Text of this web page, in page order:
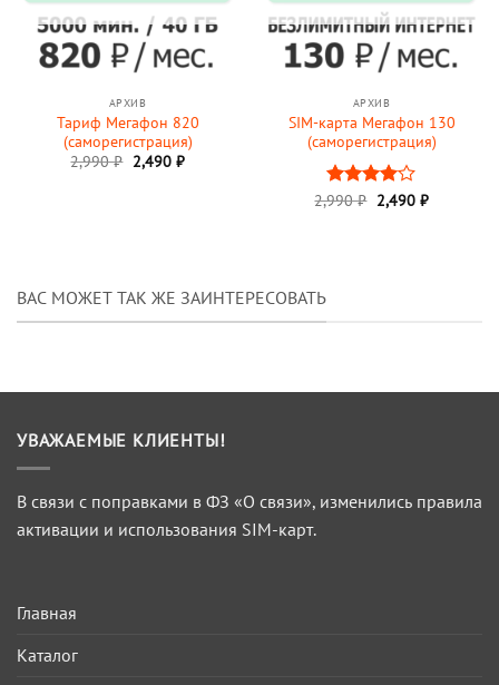
АРХИВ
Тариф Мегафон 820
(саморегистрация)
2,990₽ Первоначальная
цена
2,490 ₽Текущая
АРХИВ
SIM-карта Мегафон 130
(саморегистрация)
Оценка
2,990₽ Первоначальная
цена
2,490 ₽Текущая
ВАС МОЖЕТ ТАК ЖЕ ЗАИНТЕРЕСОВАТЬ
УВАЖАЕМЫЕ КЛИЕНТЫ!
В связи с поправками в ФЗ «О связи», изменились правила
активации и использования SIM-карт.
Главная
Каталог